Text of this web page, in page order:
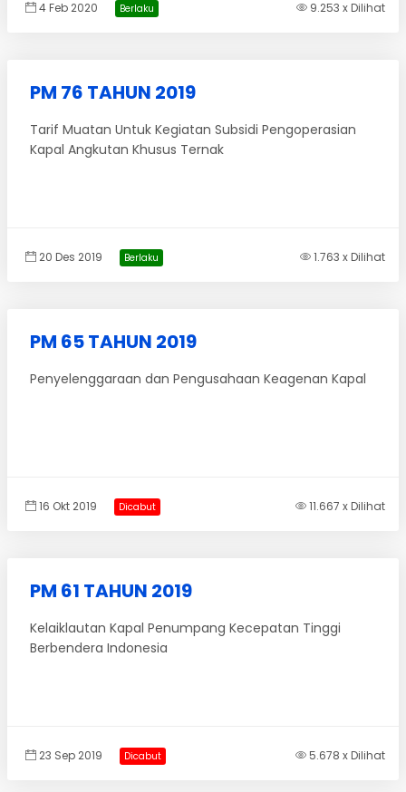
4 Feb 2020 Berlaku 9.253 x Dilihat
PM 76 TAHUN 2019
Tarif Muatan Untuk Kegiatan Subsidi Pengoperasian
Kapal Angkutan Khusus Ternak
20 Des 2019 Berlaku 1.763 x Dilihat
PM 65 TAHUN 2019
Penyelenggaraan dan Pengusahaan Keagenan Kapal
16 Okt 2019 Dicabut 11.667 x Dilihat
PM 61 TAHUN 2019
Kelaiklautan Kapal Penumpang Kecepatan Tinggi
Berbendera Indonesia
23 Sep 2019 Dicabut 5.678 x Dilihat